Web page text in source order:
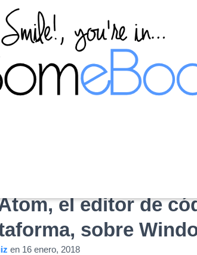
el editor de
sobre
en 16 enero, 2018